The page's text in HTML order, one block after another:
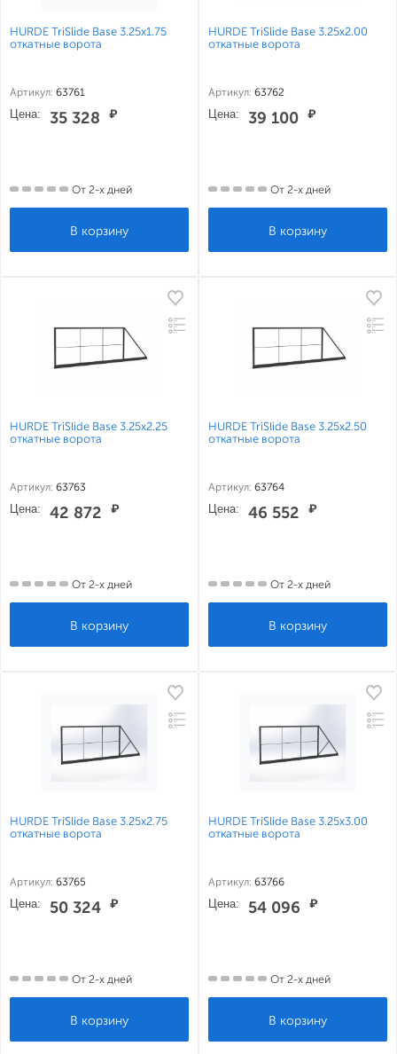
HURDE TriSlide Base 3.25x1.75
откатные ворота
Артикул: 63761
Цена: 35 328 ₽
От 2-х дней
HURDE TriSlide Base 3.25x2.00
откатные ворота
Артикул: 63762
Цена: 39 100 ₽
От 2-х дней
HURDE TriSlide Base 3.25x2.25
откатные ворота
Артикул: 63763
Цена: 42 872 ₽
От 2-х дней
HURDE TriSlide Base 3.25x2.50
откатные ворота
Артикул: 63764
Цена: 46 552 ₽
От 2-х дней
HURDE TriSlide Base 3.25x2.75
откатные ворота
Артикул: 63765
Цена: 50 324 ₽
От 2-х дней
HURDE TriSlide Base 3.25x3.00
откатные ворота
Артикул: 63766
Цена: 54 096 ₽
От 2-х дней